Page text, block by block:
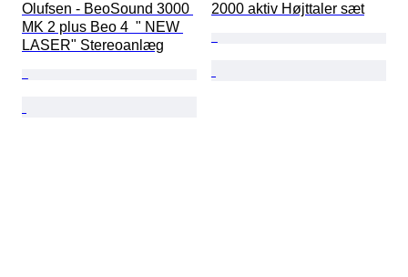
Olufsen - BeoSound 3000
MK 2 plus Beo 4  " NEW
LASER" Stereoanlæg
2000 aktiv Højttaler sæt